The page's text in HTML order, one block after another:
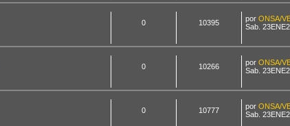
0 10395 por ONSA/
Sab.
0 10266 por ONSA/
Sab.
0 10777 por ONSA/
Sab.